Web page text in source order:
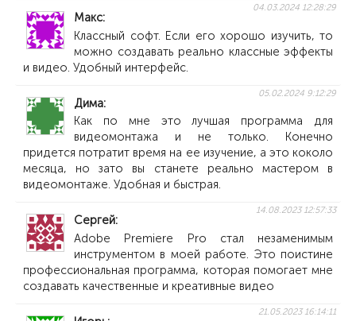
Макс
04.03.2024 12:28:29
Классный софт. Если его хорошо изучить, то
можно создавать реально классные эффекты
и видео. Удобный интерфейс.
Дима
05.02.2024 9:12:29
Как по мне это лучшая программа для
видеомонтажа и не только. Конечно
придется потратит время на ее изучение, а это коколо
месяца, но зато вы станете реально мастером в
видеомонтаже. Удобная и быстрая.
Сергей
14.08.2023 12:57:33
Adobe Premiere Pro стал незаменимым
инструментом в моей работе. Это поистине
профессиональная программа, которая помогает мне
создавать качественные и креативные видео
21.05.2023 16:14:11